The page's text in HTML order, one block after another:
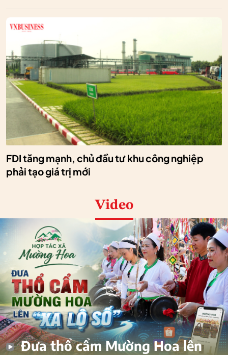
FDI tăng mạnh, chủ đầu tư khu công nghiệp
phải tạo giá trị mới
Video
Đưa thổ cẩm Mường Hoa lên